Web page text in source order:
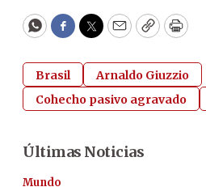
WhatsApp
Facebook
Twitter
EmailCopyPrint
Brasil
Arnaldo Giuzzio
Cohecho pasivo agravado
Últimas Noticias
Mundo